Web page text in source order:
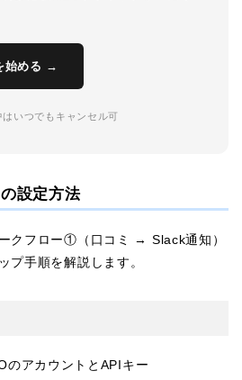
始める →
いつでもキャンセル可
設定方法
クフロー①（口コミ → Slack通知）
プ手順を解説します。
アカウントとAPIキー